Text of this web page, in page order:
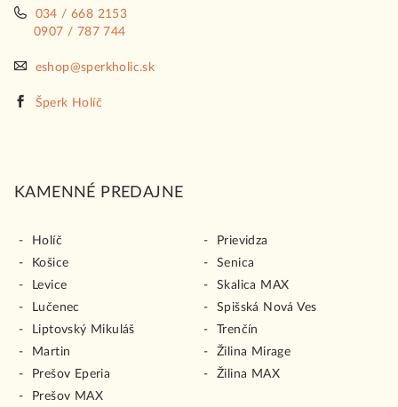
034 / 668 2153
0907 / 787 744
eshop@sperkholic.sk
Šperk Holíč
KAMENNÉ PREDAJNE
Holíč
Košice
Levice
Lučenec
Liptovský Mikuláš
Martin
Prešov Eperia
Prešov MAX
Prievidza
Senica
Skalica MAX
Spišská Nová Ves
Trenčín
Žilina Mirage
Žilina MAX